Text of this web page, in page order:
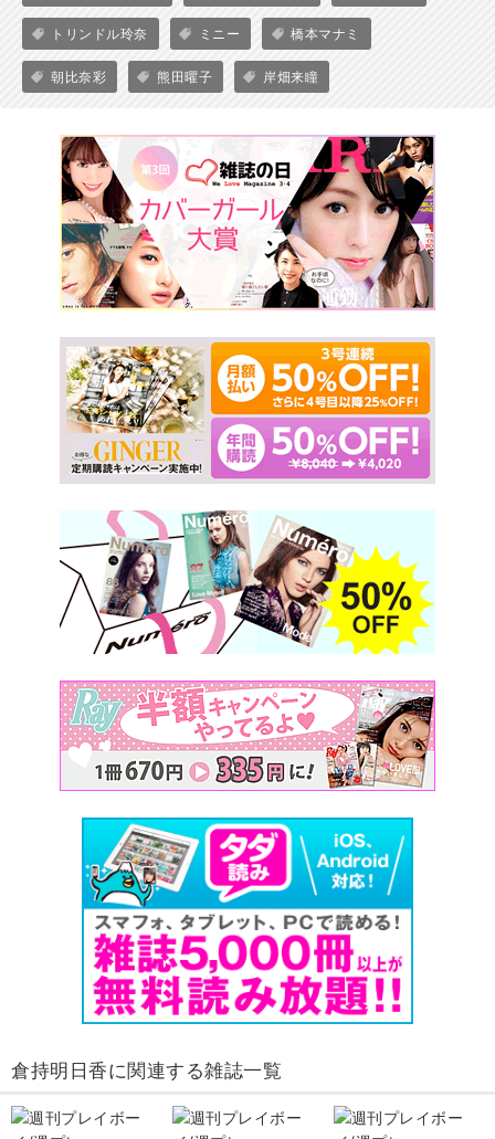
トリンドル玲奈 ミニー 橋本マナミ
朝比奈彩 熊田曜子 岸畑来瞳
倉持明日香に関連する雑誌一覧